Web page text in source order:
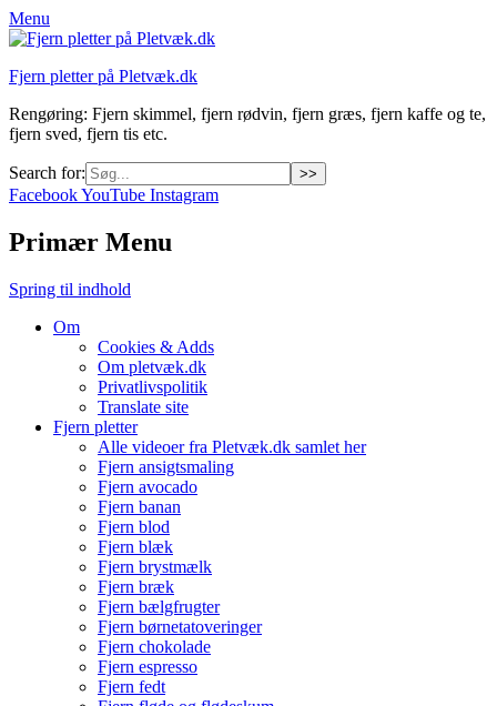
Menu
Fjern pletter på Pletvæk.dk
Rengøring: Fjern skimmel, fjern rødvin, fjern græs, fjern kaffe og te,
fjern sved, fjern tis etc.
Search for:
FacebookYouTube Instagram
Primær Menu
Spring til indhold
Om
Cookies & Adds
Om pletvæk.dk
Privatlivspolitik
Translate site
Fjern pletter
Alle videoer fra Pletvæk.dk samlet her
Fjern ansigtsmaling
Fjern avocado
Fjern banan
Fjern blod
Fjern blæk
Fjern brystmælk
Fjern bræk
Fjern bælgfrugter
Fjern børnetatoveringer
Fjern chokolade
Fjern espresso
Fjern fedt